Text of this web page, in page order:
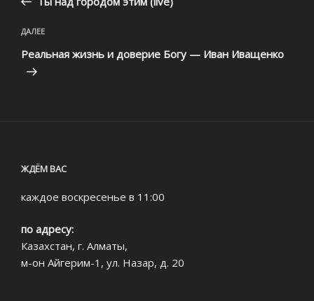
Следующая
запись
ДАЛЕЕ
Реальная жизнь и доверие Богу — Иван Иващенко
ЖДЁМ ВАС
каждое воскресенье в 11:00
по адресу:
Казахстан, г. Алматы,
м-он Айгерим-1, ул. Назар, д. 20